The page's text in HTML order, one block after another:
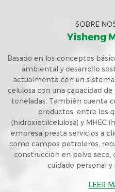
SOBRE
Yisheng
Basado en los conceptos
ambiental y desarrollo
actualmente con un
celulosa con una capacidad
toneladas. También cuenta
productos, entre los
(hidroxietilcelulosa) y MHEC
empresa presta servicios a
como campos petroleros,
construcción en polvo seco,
cuidado personal
LEER